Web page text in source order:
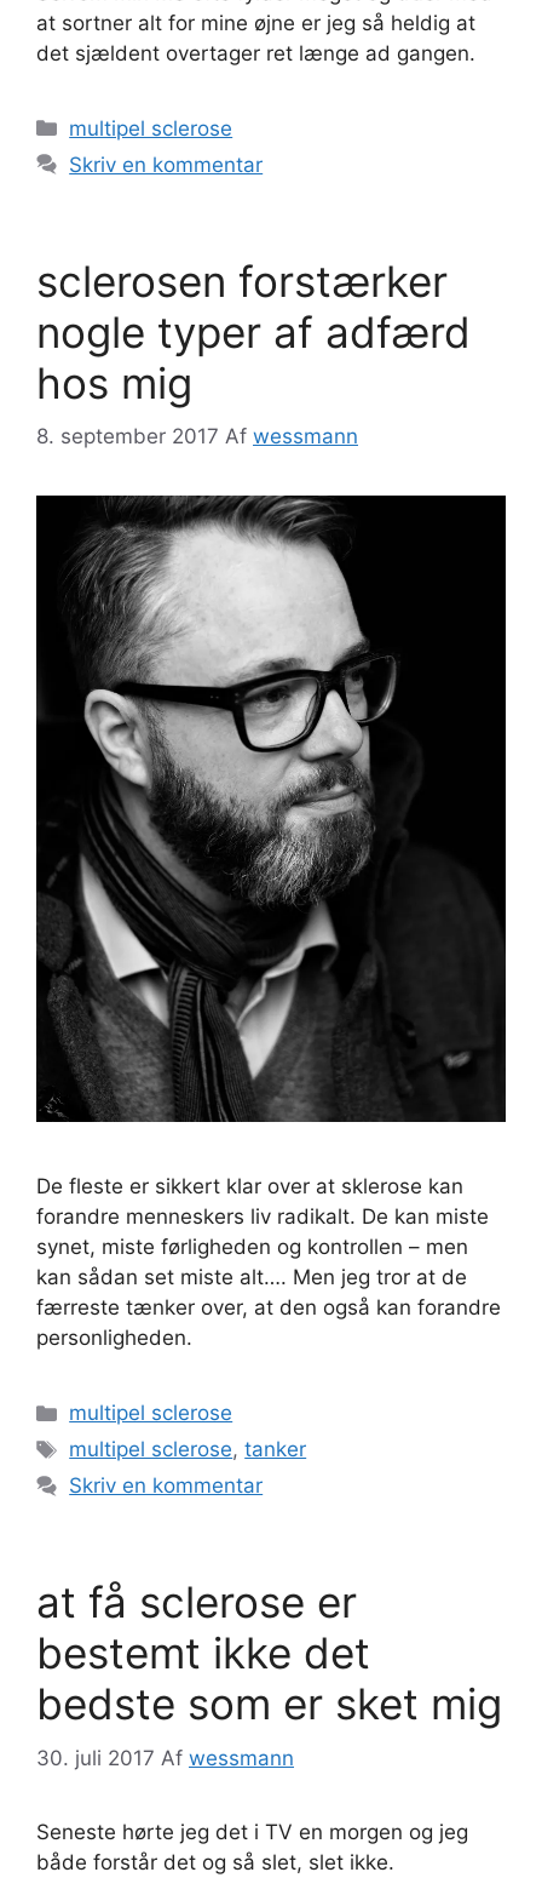
at sortner alt for mine øjne er jeg så heldig at
det sjældent overtager ret længe ad gangen.
Kategorier
multipel sclerose
Skriv en kommentar
sclerosen forstærker
nogle typer af adfærd
hos mig
8. september 2017 Af wessmann
De fleste er sikkert klar over at sklerose kan
forandre menneskers liv radikalt. De kan miste
synet, miste førligheden og kontrollen – men
kan sådan set miste alt…. Men jeg tror at de
færreste tænker over, at den også kan forandre
personligheden.
Kategorier
multipel sclerose
Tags
multipel sclerose,tanker
Skriv en kommentar
at få sclerose er
bestemt ikke det
bedste som er sket mig
30. juli 2017 Af wessmann
Seneste hørte jeg det i TV en morgen og jeg
både forstår det og så slet, slet ikke.